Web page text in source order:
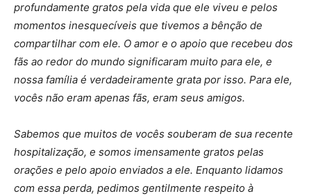
profundamente gratos pela vida que ele viveu e pelos
momentos inesquecíveis que tivemos a bênção de
compartilhar com ele. O amor e o apoio que recebeu dos
fãs ao redor do mundo significaram muito para ele, e
nossa família é verdadeiramente grata por isso. Para ele,
vocês não eram apenas fãs, eram seus amigos.
Sabemos que muitos de vocês souberam de sua recente
hospitalização, e somos imensamente gratos pelas
orações e pelo apoio enviados a ele. Enquanto lidamos
com essa perda, pedimos gentilmente respeito à